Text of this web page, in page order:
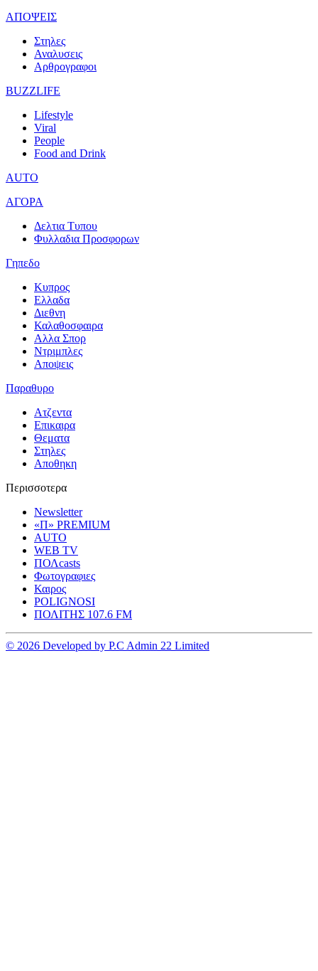
ΑΠΟΨΕΙΣ
Στηλες
Αναλυσεις
Αρθρογραφοι
BUZZLIFE
Lifestyle
Viral
People
Food and Drink
AUTO
ΑΓΟΡΑ
Δελτια Τυπου
Φυλλαδια Προσφορων
Γηπεδο
Κυπρος
Ελλαδα
Διεθνη
Καλαθοσφαιρα
Αλλα Σπορ
Ντριμπλες
Αποψεις
Παραθυρο
Ατζεντα
Επικαιρα
Θεματα
Στηλες
Αποθηκη
Περισσοτερα
Newsletter
«Π» PREMIUM
AUTO
WEB TV
ΠΟΛcasts
Φωτογραφιες
Καιρος
POLIGNOSI
ΠΟΛΙΤΗΣ 107.6 FM
© 2026 Developed by P.C Admin 22 Limited